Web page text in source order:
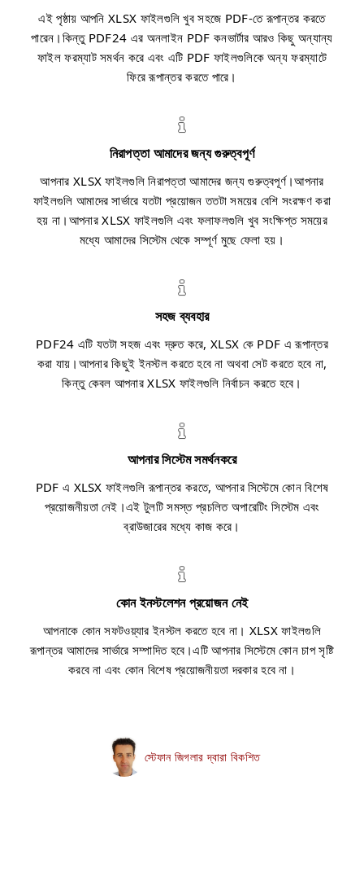
এই পৃষ্ঠায় আপনি XLSX ফাইলগুলি খুব সহজে PDF-তে রূপান্তর করতে
পারেন।কিন্তু PDF24 এর অনলাইন PDF কনভার্টার আরও কিছু অন্যান্য
ফাইল ফরম্যাট সমর্থন করে এবং এটি PDF ফাইলগুলিকে অন্য ফরম্যাটে
ফিরে রূপান্তর করতে পারে।
নিরাপত্তা আমাদের জন্য গুরুত্বপূর্ণ
আপনার XLSX ফাইলগুলি নিরাপত্তা আমাদের জন্য গুরুত্বপূর্ণ।আপনার
ফাইলগুলি আমাদের সার্ভারে যতটা প্রয়োজন ততটা সময়ের বেশি সংরক্ষণ করা
হয় না।আপনার XLSX ফাইলগুলি এবং ফলাফলগুলি খুব সংক্ষিপ্ত সময়ের
মধ্যে আমাদের সিস্টেম থেকে সম্পূর্ণ মুছে ফেলা হয়।
সহজ ব্যবহার
PDF24 এটি যতটা সহজ এবং দ্রুত করে, XLSX কে PDF এ রূপান্তর
করা যায়।আপনার কিছুই ইনস্টল করতে হবে না অথবা সেট করতে হবে না,
কিন্তু কেবল আপনার XLSX ফাইলগুলি নির্বাচন করতে হবে।
আপনার সিস্টেম সমর্থনকরে
PDF এ XLSX ফাইলগুলি রূপান্তর করতে, আপনার সিস্টেমে কোন বিশেষ
প্রয়োজনীয়তা নেই।এই টুলটি সমস্ত প্রচলিত অপারেটিং সিস্টেম এবং
ব্রাউজারের মধ্যে কাজ করে।
কোন ইনস্টলেশন প্রয়োজন নেই
আপনাকে কোন সফটওয়্যার ইনস্টল করতে হবে না। XLSX ফাইলগুলি
রূপান্তর আমাদের সার্ভারে সম্পাদিত হবে।এটি আপনার সিস্টেমে কোন চাপ সৃষ্টি
করবে না এবং কোন বিশেষ প্রয়োজনীয়তা দরকার হবে না।
স্টেফান জিগলার দ্বারা বিকশিত